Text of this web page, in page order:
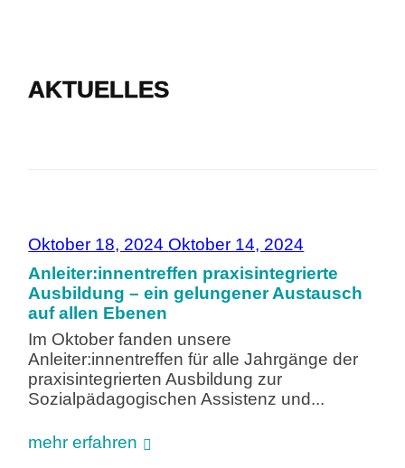
AKTUELLES
Oktober 18, 2024 Oktober 14, 2024
Anleiter:innentreffen praxisintegrierte
Ausbildung – ein gelungener Austausch
auf allen Ebenen
Im Oktober fanden unsere
Anleiter:innentreffen für alle Jahrgänge der
praxisintegrierten Ausbildung zur
Sozialpädagogischen Assistenz und...
mehr erfahren